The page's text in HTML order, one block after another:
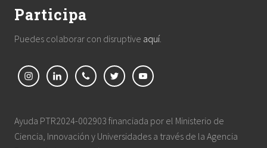
Participa
Puedes colaborar con disruptive aquí.
Ayuda PTR2024-002903 financiada por el Ministerio de
Ciencia, Innovación y Universidades a través de la Agencia